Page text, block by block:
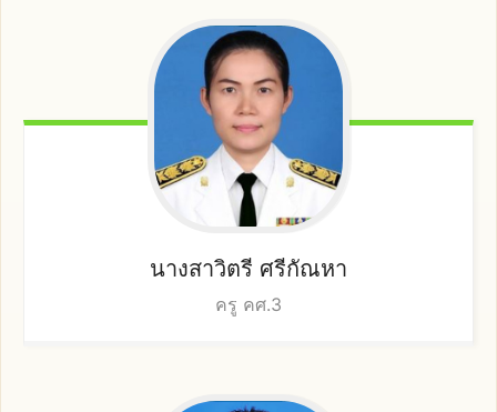
นางสาวิตรี ศรีกัณหา
ครู คศ.3